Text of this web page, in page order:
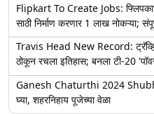
Flipkart To Create Jobs:
साठी निर्माण करणार 1 लाख नोकऱ्या;
Travis Head New Record:
ठोकून रचला इतिहास; बनला टी-20
Ganesh Chaturthi 2024 Shubh
घ्या, शहरनिहाय पूजेच्या वेळा